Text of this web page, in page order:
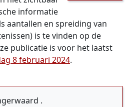
informatie
aantallen en spreiding van
is te vinden op de
publicatie is voor het laatst
8 februari 2024.
.